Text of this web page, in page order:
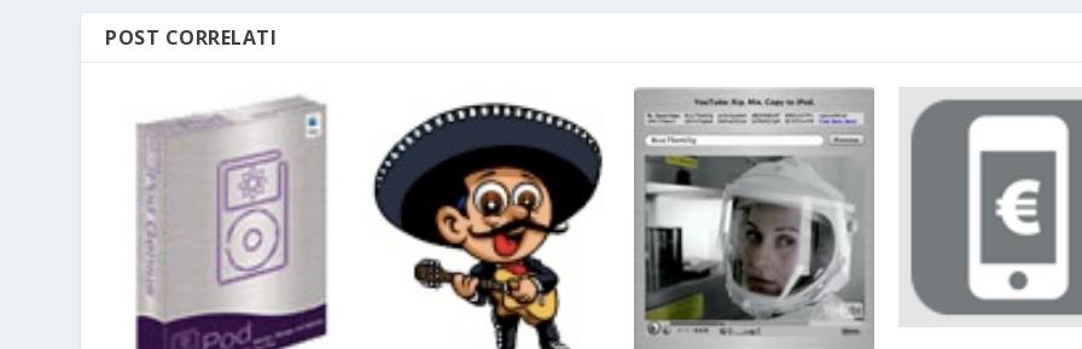
POST CORRELATI